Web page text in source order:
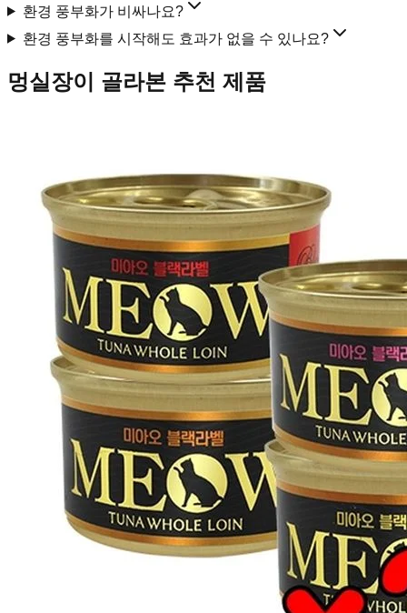
환경 풍부화가 비싸나요?
환경 풍부화를 시작해도 효과가 없을 수 있나요?
멍실장이 골라본 추천 제품